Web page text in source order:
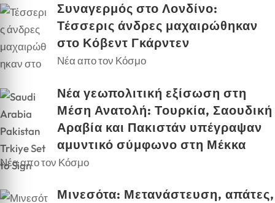
Συναγερμός στο Λονδίνο:
Τέσσερις άνδρες μαχαιρώθηκαν
στο Κόβεντ Γκάρντεν
Νέα απο τον Κόσμο
Νέα γεωπολιτική εξίσωση στη
Μέση Ανατολή: Τουρκία, Σαουδική
Αραβία και Πακιστάν υπέγραψαν
αμυντικό σύμφωνο στη Μέκκα
Νέα απο τον Κόσμο
Μινεσότα: Μετανάστευση, απάτες,